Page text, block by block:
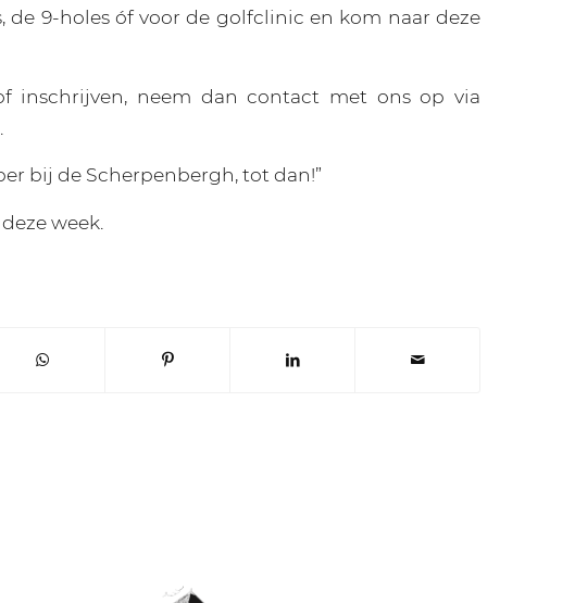
de 9-holes óf voor de golfclinic en kom naar deze
inschrijven, neem dan contact met ons op via
bij de Scherpenbergh, tot dan!”
week.